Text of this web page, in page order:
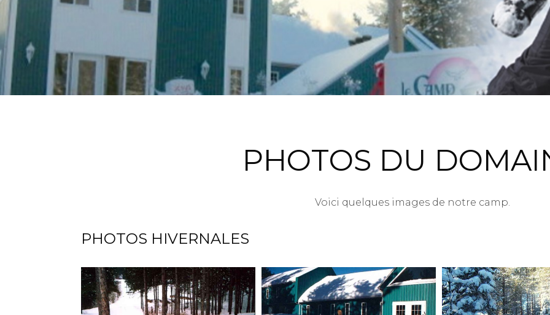
PHOTOS DU
Voici quelques images de notre camp.
PHOTOS HIVERNALES